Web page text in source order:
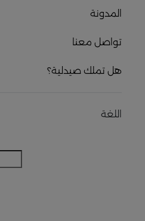
المدونة
تواصل معنا
هل تملك صيدلية؟
اللغة